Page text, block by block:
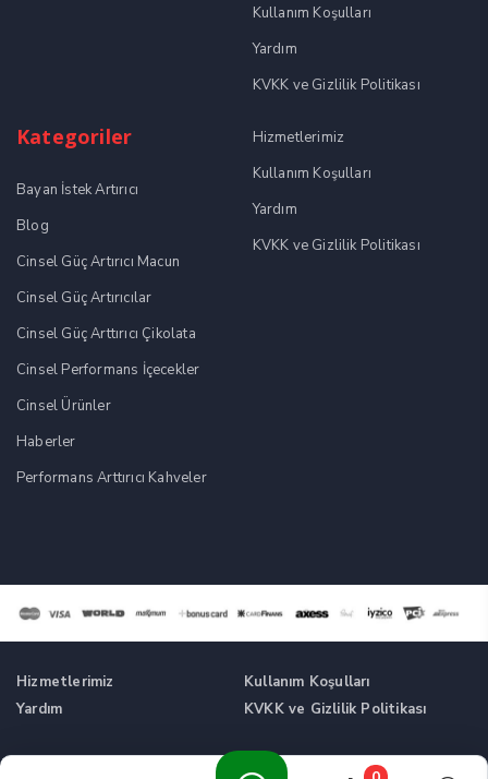
Kullanım Koşulları
Yardım
KVKK ve Gizlilik Politikası
Kategoriler
Bayan İstek Artırıcı
Blog
Cinsel Güç Artırıcı Macun
Cinsel Güç Artırıcılar
Cinsel Güç Arttırıcı Çikolata
Cinsel Performans İçecekler
Cinsel Ürünler
Haberler
Performans Arttırıcı Kahveler
Hizmetlerimiz
Kullanım Koşulları
Yardım
KVKK ve Gizlilik Politikası
Hizmetlerimiz
Kullanım Koşulları
Yardım
KVKK ve Gizlilik Politikası
Tüm Hakları Saklıdır. © Cinsel Güç Artırıcı Takviyeler -